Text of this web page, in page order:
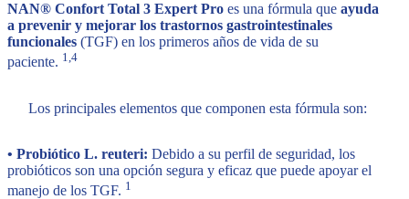
NAN® Confort Total 3 Expert Pro es una fórmula que ayuda
a prevenir y mejorar los trastornos gastrointestinales
funcionales (TGF) en los primeros años de vida de su
paciente. 1,4
Los principales elementos que componen esta fórmula son:
• Probiótico L. reuteri: Debido a su perfil de seguridad, los
probióticos son una opción segura y eficaz que puede apoyar el
manejo de los TGF. 1